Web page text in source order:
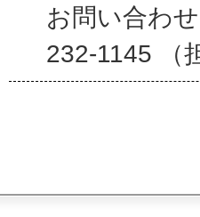
お問い合わ
232-1145 （